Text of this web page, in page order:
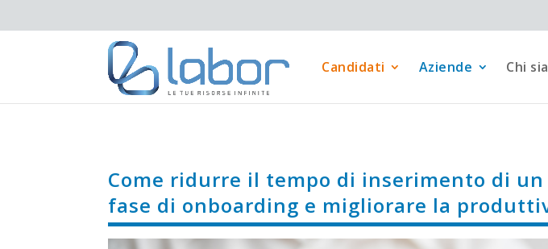
Candidati Aziende Chi
Come ridurre il tempo di inserimento di
fase di onboarding e migliorare la